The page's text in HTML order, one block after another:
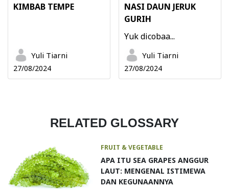
KIMBAB TEMPE
Yuli Tiarni
27/08/2024
NASI DAUN JERUK
GURIH
Yuk dicobaa...
Yuli Tiarni
27/08/2024
RELATED GLOSSARY
FRUIT & VEGETABLE
APA ITU SEA GRAPES ANGGUR
LAUT: MENGENAL ISTIMEWA
DAN KEGUNAANNYA